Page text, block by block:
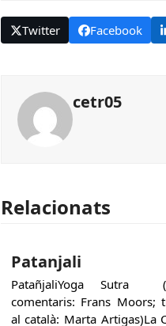
Twitter Facebook
cetr05
Relacionats
Patanjali
PatañjaliYoga Sutra
comentaris: Frans Moors;
al català: Marta Artigas)La